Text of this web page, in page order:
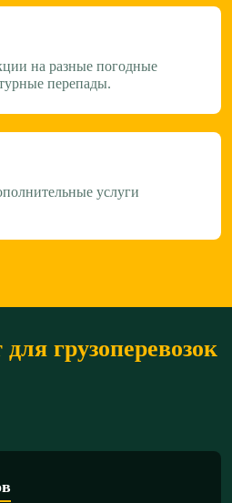
на разные погодные
перепады.
услуги
грузоперевозок